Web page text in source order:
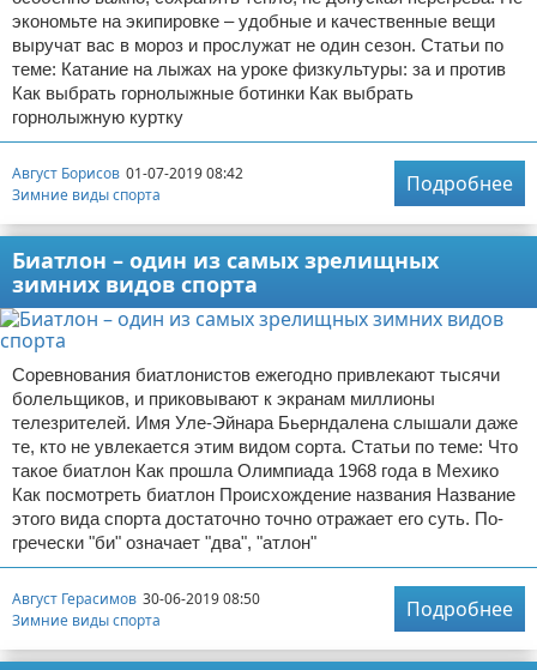
экономьте на экипировке – удобные и качественные вещи
выручат вас в мороз и прослужат не один сезон. Статьи по
теме: Катание на лыжах на уроке физкультуры: за и против
Как выбрать горнолыжные ботинки Как выбрать
горнолыжную куртку
Август Борисов 01-07-2019 08:42
Зимние виды спорта
Подробнее
Биатлон – один из самых зрелищных
зимних видов спорта
Соревнования биатлонистов ежегодно привлекают тысячи
болельщиков, и приковывают к экранам миллионы
телезрителей. Имя Уле-Эйнара Бьерндалена слышали даже
те, кто не увлекается этим видом сорта. Статьи по теме: Что
такое биатлон Как прошла Олимпиада 1968 года в Мехико
Как посмотреть биатлон Происхождение названия Название
этого вида спорта достаточно точно отражает его суть. По-
гречески "би" означает "два", "атлон"
Август Герасимов 30-06-2019 08:50
Зимние виды спорта
Подробнее